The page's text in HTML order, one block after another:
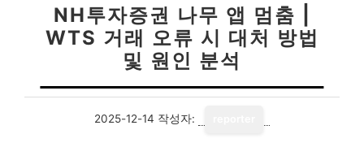
NH투자증권 나무 앱 멈춤 |
WTS 거래 오류 시 대처 방법
및 원인 분석
2025-12-14 작성자: